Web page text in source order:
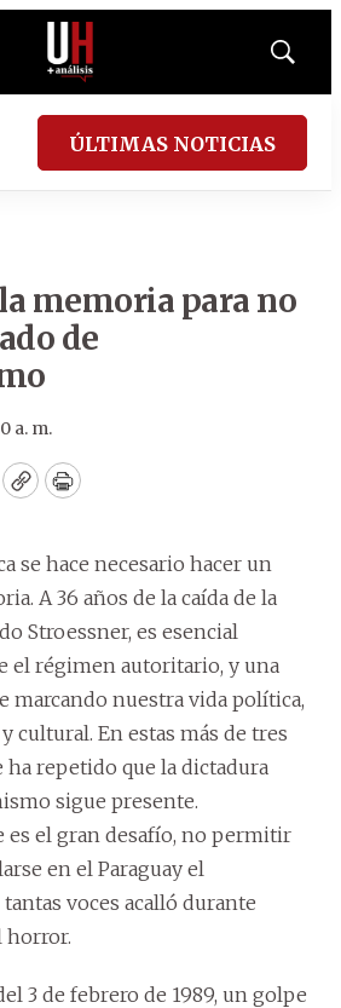
Mostrar
ÚLTIMAS NOTICIAS
memoria para no
de
a. m.
CopyPrint
se hace necesario hacer un
A 36 años de la caída de la
Stroessner, es esencial
el régimen autoritario, y una
marcando nuestra vida política,
cultural. En estas más de tres
ha repetido que la dictadura
sigue presente.
es el gran desafío, no permitir
en el Paraguay el
voces acalló durante
horror.
3 de febrero de 1989, un golpe